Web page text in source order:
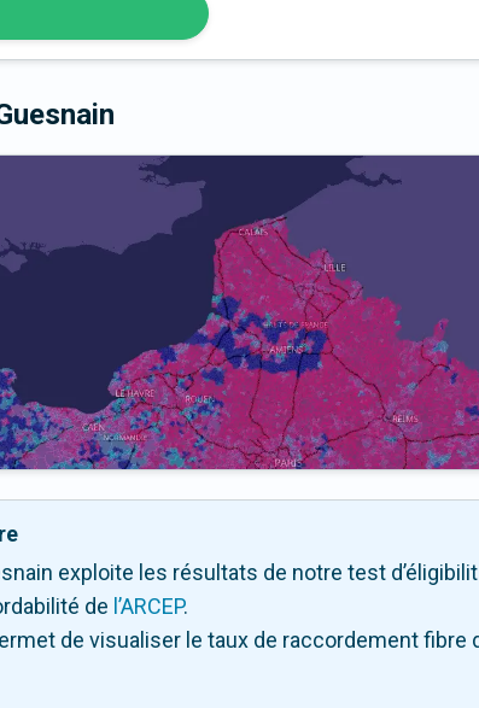
exploite les résultats de notre test
de l’ARCEP.
de visualiser le taux de raccordement fibre